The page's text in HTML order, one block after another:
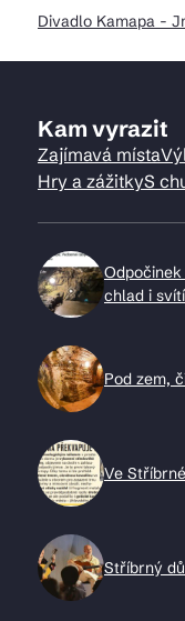
Divadlo Kamapa -
Kam vyrazit
Zajímavá místa
Hry a zážitkyS
chlad i
Pod zem,
Ve
Stříbrný